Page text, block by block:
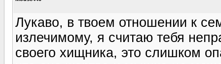
Лукаво, в твоем отношении к
излечимому, я считаю тебя
своего хищника, это слишком